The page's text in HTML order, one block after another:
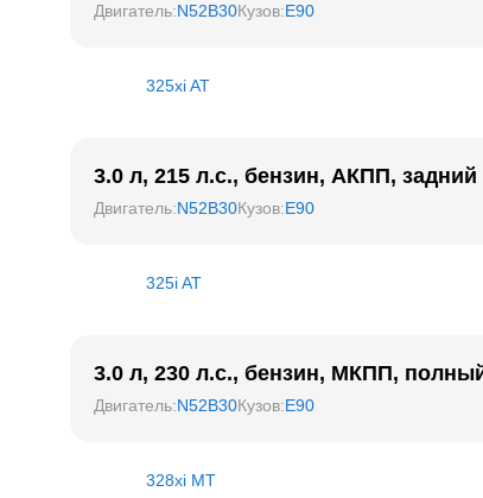
Двигатель:N52B30Кузов:E90
325xi AT
3.0 л, 215 л.с., бензин, АКПП,
Двигатель:N52B30Кузов:E90
325i AT
3.0 л, 230 л.с., бензин, МКПП,
Двигатель:N52B30Кузов:E90
328xi MT